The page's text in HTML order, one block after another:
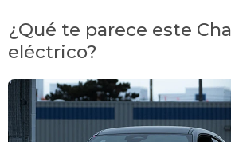
¿Qué te parece este
eléctrico?